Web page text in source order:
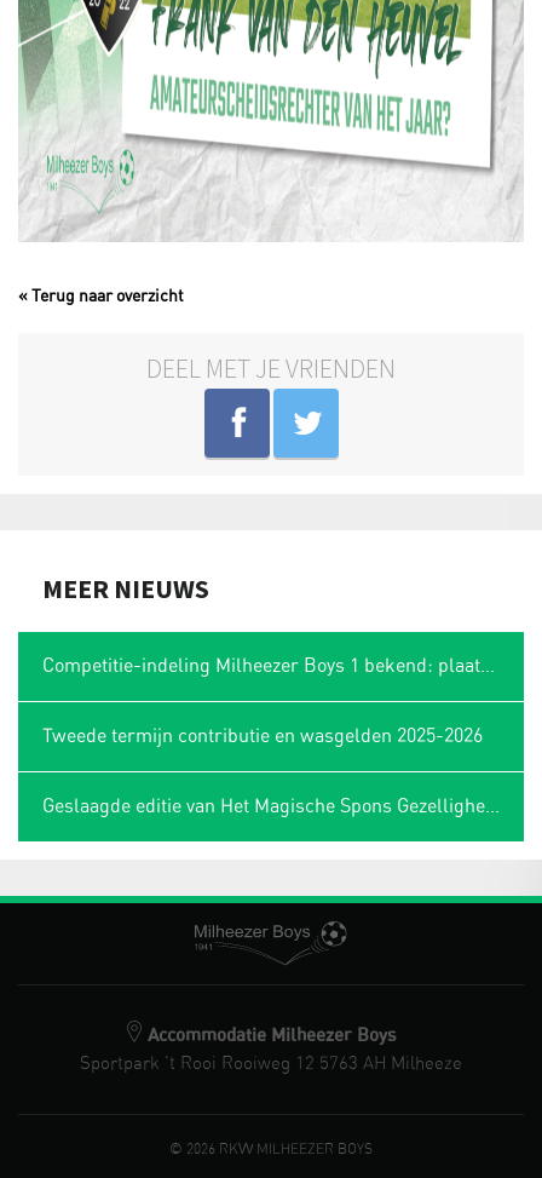
« Terug naar overzicht
DEEL MET JE VRIENDEN
MEER NIEUWS
Tweede termijn contributie en wasgelden 2025-2026
Accommodatie Milheezer Boys
Sportpark 't Rooi Rooiweg 12 5763 AH Milheeze
© 2026 RKVV MILHEEZER BOYS